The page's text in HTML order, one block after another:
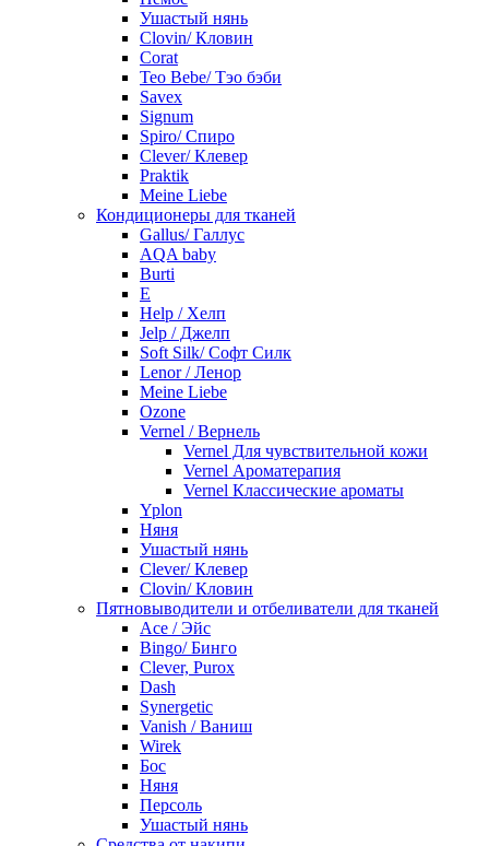
Ушастый нянь
Clovin/ Кловин
Corat
Teo Bebe/ Тэо бэби
Savex
Signum
Spiro/ Спиро
Clever/ Клевер
Praktik
Meine Liebe
Кондиционеры для тканей
Gallus/ Галлус
AQA baby
Burti
E
Help / Хелп
Jelp / Джелп
Soft Silk/ Софт Силк
Lenor / Ленор
Meine Liebe
Ozone
Vernel / Вернель
Vernel Для чувствительной кожи
Vernel Ароматерапия
Vernel Классические ароматы
Yplon
Няня
Ушастый нянь
Clever/ Клевер
Clovin/ Кловин
Пятновыводители и отбеливатели для тканей
Ace / Эйс
Bingo/ Бинго
Clever, Purox
Dash
Synergetic
Vanish / Ваниш
Wirek
Бос
Няня
Персоль
Ушастый нянь